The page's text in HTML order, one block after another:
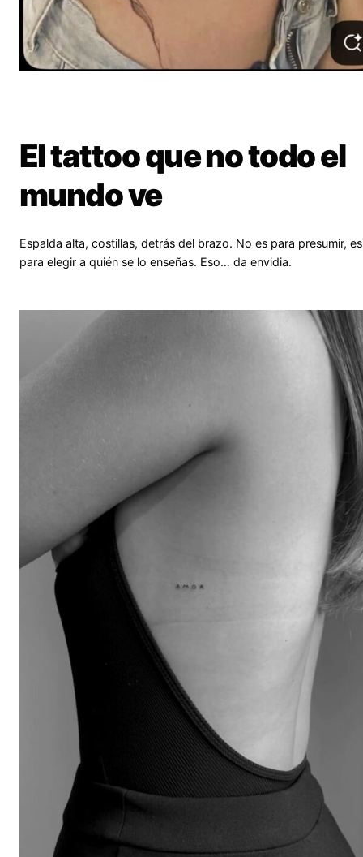
El tattoo que no todo el
mundo ve
Espalda alta, costillas, detrás del brazo. No es para presumir, es
para elegir a quién se lo enseñas. Eso… da envidia.